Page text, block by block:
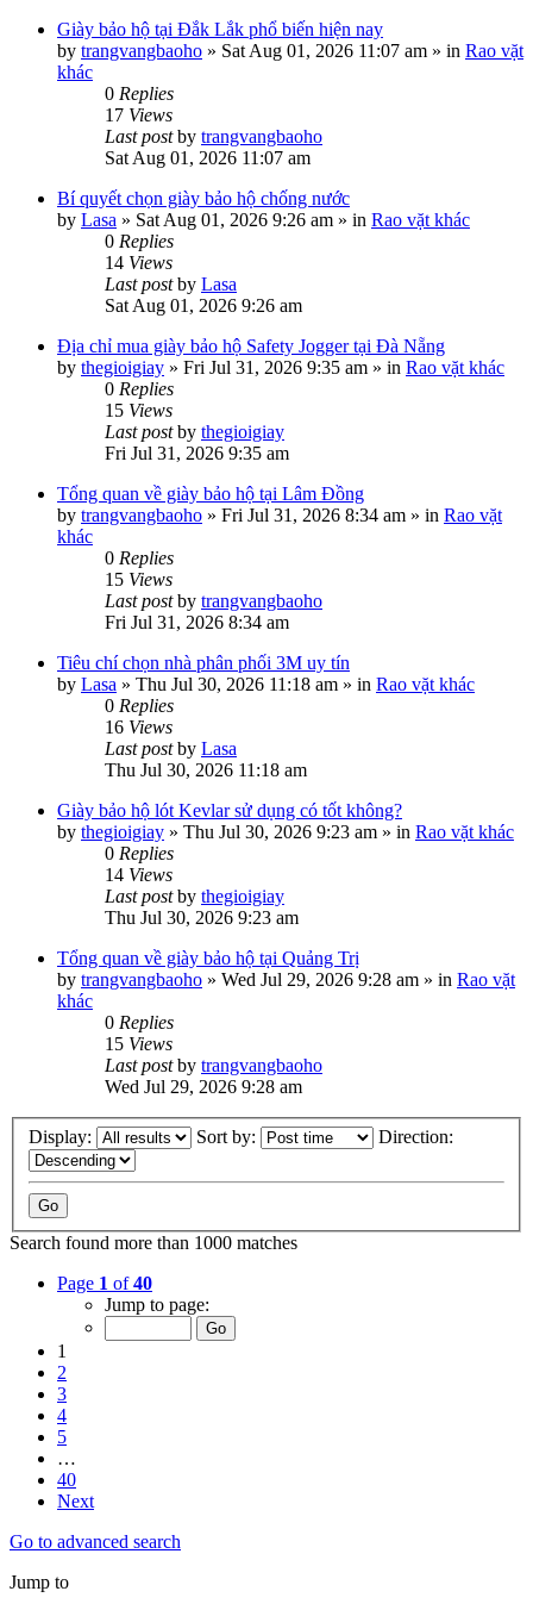
Giày bảo hộ tại Đắk Lắk phổ biến hiện nay
by trangvangbaoho » Sat Aug 01, 2026 11:07 am » in Rao vặt
khác
0 Replies
17 Views
Last postby trangvangbaoho
Sat Aug 01, 2026 11:07 am
Bí quyết chọn giày bảo hộ chống nước
by Lasa » Sat Aug 01, 2026 9:26 am » in Rao vặt khác
0 Replies
14 Views
Last postby Lasa
Sat Aug 01, 2026 9:26 am
Địa chỉ mua giày bảo hộ Safety Jogger tại Đà Nẵng
by thegioigiay » Fri Jul 31, 2026 9:35 am » in Rao vặt khác
0 Replies
15 Views
Last postby thegioigiay
Fri Jul 31, 2026 9:35 am
Tổng quan về giày bảo hộ tại Lâm Đồng
by trangvangbaoho » Fri Jul 31, 2026 8:34 am » in Rao vặt
khác
0 Replies
15 Views
Last postby trangvangbaoho
Fri Jul 31, 2026 8:34 am
Tiêu chí chọn nhà phân phối 3M uy tín
by Lasa » Thu Jul 30, 2026 11:18 am » in Rao vặt khác
0 Replies
16 Views
Last postby Lasa
Thu Jul 30, 2026 11:18 am
Giày bảo hộ lót Kevlar sử dụng có tốt không?
by thegioigiay » Thu Jul 30, 2026 9:23 am » in Rao vặt khác
0 Replies
14 Views
Last postby thegioigiay
Thu Jul 30, 2026 9:23 am
Tổng quan về giày bảo hộ tại Quảng Trị
by trangvangbaoho » Wed Jul 29, 2026 9:28 am » in Rao vặt
khác
0 Replies
15 Views
Last postby trangvangbaoho
Wed Jul 29, 2026 9:28 am
Display: Sort by: Direction:
Search found more than 1000 matches
Page 1 of40
Jump to page:
1
2
3
4
5
…
40
Next
Go to advanced search
Jump to